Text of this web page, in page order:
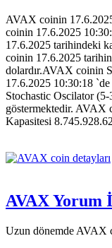
AVAX coinin
coinin 17.6.2025
17.6.2025 tarihindeki
coinin 17.6.2025
dolardır.AVAX coinin
17.6.2025 10:30:18
Stochastic Oscilator
göstermektedir. AVAX
Kapasitesi
AVAX Yorum
Uzun dönemde AVAX